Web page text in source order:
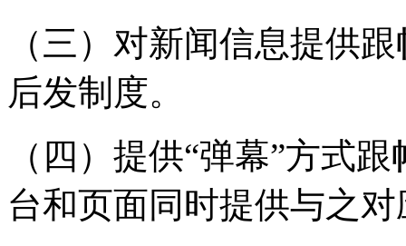
（三）对新闻信息提供
后发制度。
（四）提供“弹幕”方式
台和页面同时提供与之